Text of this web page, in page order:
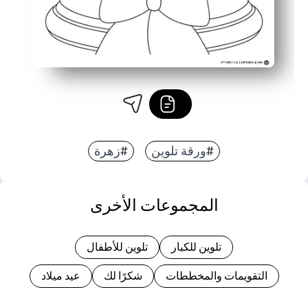
#ورقة تلوين #زهرة
المجموعات الأخرى
تلوين للكبار تلوين للأطفال
التقويمات والمخططات شكرًا لك عيد ميلاد